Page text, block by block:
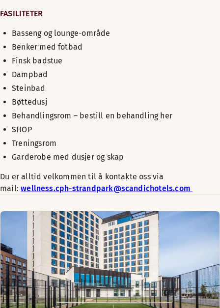
FASILITETER
Basseng og lounge-område
Benker med fotbad
Finsk badstue
Dampbad
Steinbad
Bøttedusj
Behandlingsrom – bestill en behandling her
SHOP
Treningsrom
Garderobe med dusjer og skap
Du er alltid velkommen til å kontakte oss via
mail:wellness.cph-strandpark@scandichotels.com